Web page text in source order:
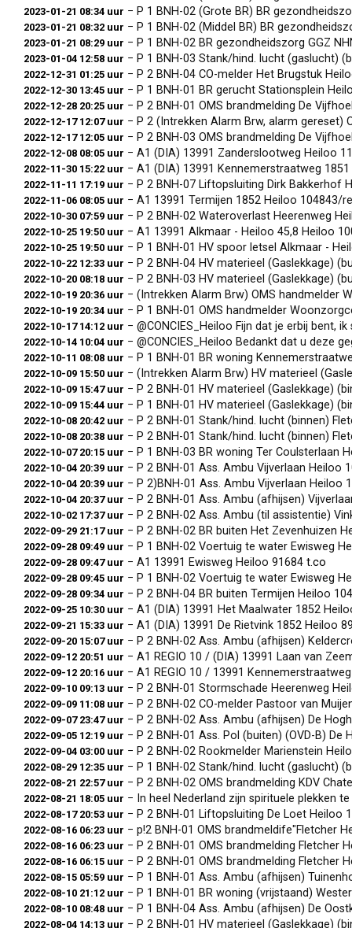
2023-01-21 08:34 uur − P 1 BNH-02 (Grote BR) BR gezondheidszorg GGZ
2023-01-21 08:32 uur − P 1 BNH-02 (Middel BR) BR gezondheidszorg
2023-01-21 08:29 uur − P 1 BNH-02 BR gezondheidszorg GGZ NHN - De
2023-01-04 12:58 uur − P 1 BNH-03 Stank/hind. lucht (gaslucht)
2022-12-31 01:25 uur − P 2 BNH-04 CO-melder Het Brugstuk
2022-12-30 13:45 uur − P 1 BNH-01 BR gerucht Stationsplein
2022-12-28 20:25 uur − P 2 BNH-01 OMS brandmelding De
2022-12-17 12:07 uur − P 2 (Intrekken Alarm Brw, alarm gereset) OMS
2022-12-17 12:05 uur − P 2 BNH-03 OMS brandmelding De
2022-12-08 08:05 uur − A1 (DIA) 13991 Zanderslootweg Heiloo
2022-11-30 15:22 uur − A1 (DIA) 13991 Kennemerstraatweg
2022-11-11 17:19 uur − P 2 BNH-07 Liftopsluiting Dirk Bakkerhof
2022-11-06 08:05 uur − A1 13991 Termijen 1852 Heiloo 104843/
2022-10-30 07:59 uur − P 2 BNH-02 Wateroverlast Heerenweg
2022-10-25 19:50 uur − A1 13991 Alkmaar - Heiloo 45,8 Heiloo
2022-10-25 19:50 uur − P 1 BNH-01 HV spoor letsel Alkmaar -
2022-10-22 12:33 uur − P 2 BNH-04 HV materieel (Gaslekkage)
2022-10-20 08:18 uur − P 2 BNH-03 HV materieel (Gaslekkage)
2022-10-19 20:36 uur − (Intrekken Alarm Brw) OMS handmelder
2022-10-19 20:34 uur − P 1 BNH-01 OMS handmelder
2022-10-17 14:12 uur − @CONCIES_Heiloo Fijn dat je erbij bent,
2022-10-14 10:04 uur − @CONCIES_Heiloo Bedankt dat u deze gegevens
2022-10-11 08:08 uur − P 1 BNH-01 BR woning
2022-10-09 15:50 uur − (Intrekken Alarm Brw) HV materieel
2022-10-09 15:47 uur − P 2 BNH-01 HV materieel (Gaslekkage)
2022-10-09 15:44 uur − P 1 BNH-01 HV materieel (Gaslekkage)
2022-10-08 20:42 uur − P 2 BNH-01 Stank/hind. lucht (binnen)
2022-10-08 20:38 uur − P 2 BNH-01 Stank/hind. lucht (binnen)
2022-10-07 20:15 uur − P 1 BNH-03 BR woning Ter Coulsterlaan
2022-10-04 20:39 uur − P 2 BNH-01 Ass. Ambu Vijverlaan Heiloo
2022-10-04 20:39 uur − P 2)BNH-01 Ass. Ambu Vijverlaan Heiloo
2022-10-04 20:37 uur − P 2 BNH-01 Ass. Ambu (afhijsen)
2022-10-02 17:37 uur − P 2 BNH-02 Ass. Ambu (til assistentie)
2022-09-29 21:17 uur − P 2 BNH-02 BR buiten Het Zevenhuizen
2022-09-28 09:49 uur − P 1 BNH-02 Voertuig te water Ewisweg
2022-09-28 09:47 uur − A1 13991 Ewisweg Heiloo 91684 t.co
2022-09-28 09:45 uur − P 1 BNH-02 Voertuig te water Ewisweg
2022-09-28 09:34 uur − P 2 BNH-04 BR buiten Termijen Heiloo
2022-09-25 10:30 uur − A1 (DIA) 13991 Het Maalwater 1852
2022-09-21 15:33 uur − A1 (DIA) 13991 De Rietvink 1852 Heiloo
2022-09-20 15:07 uur − P 2 BNH-02 Ass. Ambu (afhijsen)
2022-09-12 20:51 uur − A1 REGIO 10 / (DIA) 13991 Laan van
2022-09-12 20:16 uur − A1 REGIO 10 / 13991
2022-09-10 09:13 uur − P 2 BNH-01 Stormschade Heerenweg
2022-09-09 11:08 uur − P 2 BNH-02 CO-melder Pastoor van
2022-09-07 23:47 uur − P 2 BNH-02 Ass. Ambu (afhijsen) De
2022-09-05 12:19 uur − P 2 BNH-01 Ass. Pol (buiten) (OVD-B)
2022-09-04 03:00 uur − P 2 BNH-02 Rookmelder Marienstein
2022-08-29 12:35 uur − P 1 BNH-02 Stank/hind. lucht (gaslucht)
2022-08-21 22:57 uur − P 2 BNH-02 OMS brandmelding KDV
2022-08-21 18:05 uur − In heel Nederland zijn spirituele plekken te
2022-08-17 20:53 uur − P 2 BNH-01 Liftopsluiting De Loet Heiloo
2022-08-16 06:23 uur − p!2 BNH-01 OMS brandmeldife"Fletcher
2022-08-16 06:23 uur − P 2 BNH-01 OMS brandmelding Fletcher
2022-08-16 06:15 uur − P 2 BNH-01 OMS brandmelding Fletcher
2022-08-15 05:59 uur − P 1 BNH-01 Ass. Ambu (afhijsen)
2022-08-10 21:12 uur − P 1 BNH-01 BR woning (vrijstaand)
2022-08-10 08:48 uur − P 1 BNH-04 Ass. Ambu (afhijsen) De
2022-08-04 14:13 uur − P 2 BNH-01 HV materieel (Gaslekkage)